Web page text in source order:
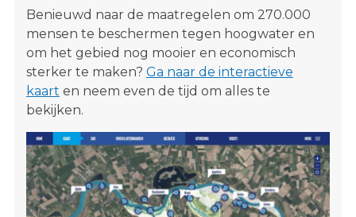
Benieuwd naar de maatregelen om 270.000
mensen te beschermen tegen hoogwater en
om het gebied nog mooier en economisch
sterker te maken? Ga naar de interactieve
kaart en neem even de tijd om alles te
bekijken.